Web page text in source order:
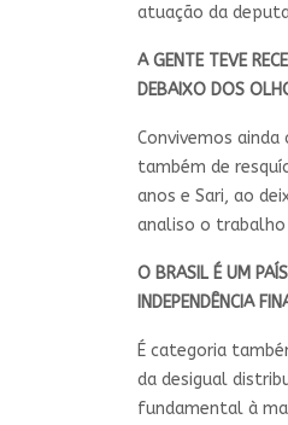
atuação da
A GENTE TEVE
DEBAIXO DOS
Convivemos
também de
anos e Sari, ao
analiso o
O BRASIL É UM
INDEPENDÊNCIA
É categoria
da desigual
fundamental à